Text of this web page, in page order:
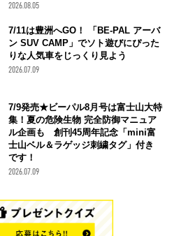
2026.08.05
7/11は豊洲へGO！ 「BE-PAL アーバ
ン SUV CAMP」でソト遊びにぴった
りな人気車をじっくり見よう
2026.07.09
7/9発売★ビーパル8月号は富士山大特
集！夏の危険生物 完全防御マニュア
ル企画も 創刊45周年記念「mini富
士山ベル＆ラゲッジ刺繍タグ」付き
です！
2026.07.09